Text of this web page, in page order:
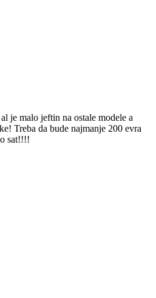
je malo jeftin na ostale modele a
Treba da bude najmanje 200 evra
sat!!!!